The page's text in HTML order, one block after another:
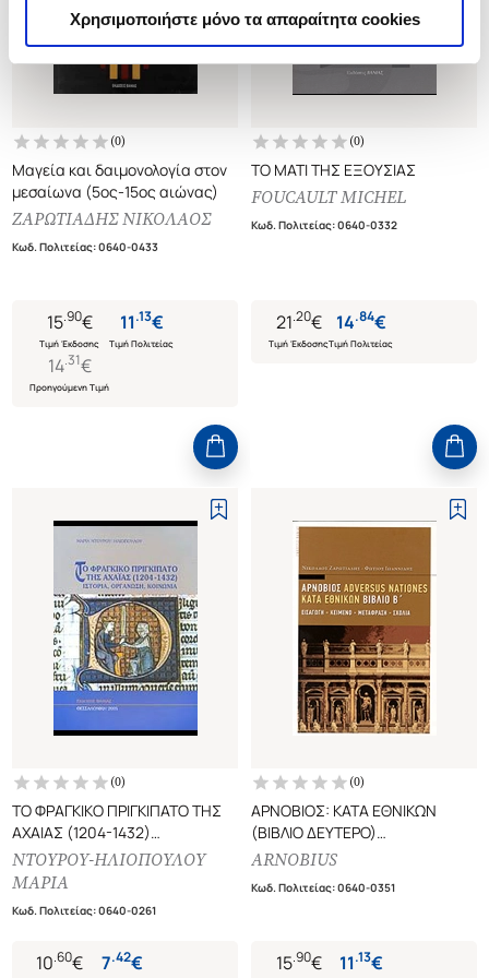
Χρησιμοποιήστε μόνο τα απαραίτητα cookies
(0)
Μαγεία και δαιμονολογία στον
μεσαίωνα (5ος-15ος αιώνας)
ΖΑΡΩΤΙΑΔΗΣ ΝΙΚΟΛΑΟΣ
Κωδ. Πολιτείας:0640-0433
15.90€
Τιμή Έκδοσης
14.31€
Προηγούμενη Τιμή
11.13€
Τιμή Πολιτείας
(0)
ΤΟ ΜΑΤΙ ΤΗΣ ΕΞΟΥΣΙΑΣ
FOUCAULT MICHEL
Κωδ. Πολιτείας:0640-0332
21.20€
Τιμή Έκδοσης
14.84€
Τιμή Πολιτείας
(0)
ΤΟ ΦΡΑΓΚΙΚΟ ΠΡΙΓΚΙΠΑΤΟ ΤΗΣ
ΑΧΑΙΑΣ (1204-1432)
ΙΣΤΟΡΙΑ, ΟΡΓΑΝΩΣΗ, ΚΟΙΝΩΝΙΑ
ΝΤΟΥΡΟΥ-ΗΛΙΟΠΟΥΛΟΥ
ΜΑΡΙΑ
Κωδ. Πολιτείας:0640-0261
10.60€ 7.42€
(0)
ΑΡΝΟΒΙΟΣ: ΚΑΤΑ ΕΘΝΙΚΩΝ
(ΒΙΒΛΙΟ ΔΕΥΤΕΡΟ)
ΔΙΓΛΩΣΣΗ ΕΚΔΟΣΗ, ΕΛΛΗΝΙΚΑ-
ARNOBIUS
Κωδ. Πολιτείας:0640-0351
15.90€ 11.13€